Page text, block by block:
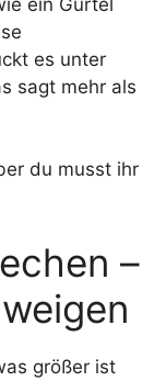
es unter
sagt mehr als
du musst ihr
–
größer ist